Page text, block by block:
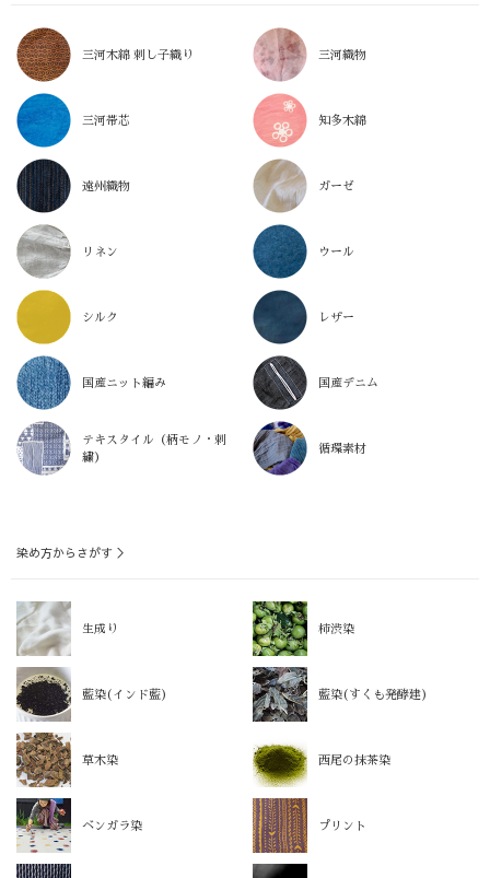
三河木綿 刺し子織り 三河織物
三河帯芯 知多木綿
遠州織物 ガーゼ
リネン ウール
シルク レザー
国産ニット編み 国産デニム
テキスタイル（柄モノ・刺
繍）
循環素材
染め方からさがす ＞
生成り 柿渋染
藍染(インド藍) 藍染(すくも発酵建)
草木染 西尾の抹茶染
ベンガラ染 プリント